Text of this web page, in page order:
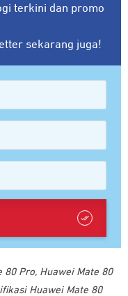
terkini dan promo
sekarang juga!
80 Pro, Huawei Mate 80
Huawei Mate 80